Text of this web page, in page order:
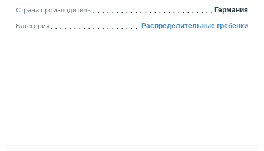
Страна производитель Германия
Категория Распределительные гребенки